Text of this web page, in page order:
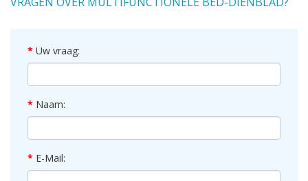
Uw vraag:
Naam:
E-Mail: